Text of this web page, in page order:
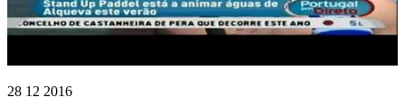
28 12 2016